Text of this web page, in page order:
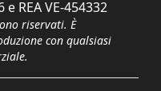
e REA VE-454332
riservati. È
con qualsiasi